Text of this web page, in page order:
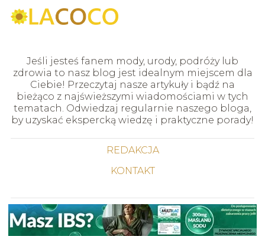
Jeśli jesteś fanem mody, urody, podróży lub
zdrowia to nasz blog jest idealnym miejscem dla
Ciebie! Przeczytaj nasze artykuły i bądź na
bieżąco z najświeższymi wiadomościami w tych
tematach. Odwiedzaj regularnie naszego bloga,
by uzyskać ekspercką wiedzę i praktyczne porady!
REDAKCJA
KONTAKT